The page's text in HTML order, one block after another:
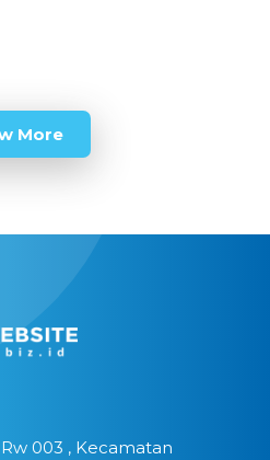
More
Rw 003 , Kecamatan